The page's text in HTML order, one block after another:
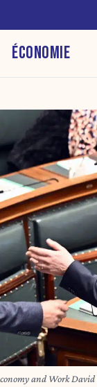
ÉCONOMIE
and Work